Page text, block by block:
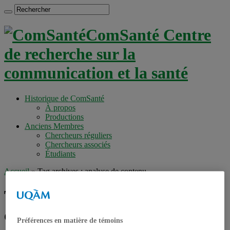
ComSanté Centre
de recherche sur la
communication et la santé
Historique de ComSanté
À propos
Productions
Anciens Membres
Chercheurs réguliers
Chercheurs associés
Étudiants
Accueil»Tag archives : analyse de contenu
Tag archives :
contenu
Préférences en matière de témoins